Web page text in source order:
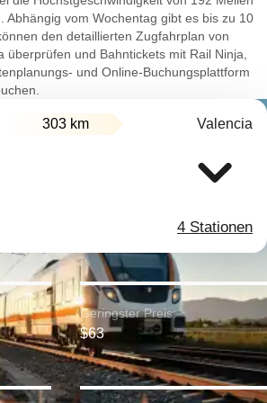
Abhängig vom Wochentag gibt es bis zu 10
den detaillierten Zugfahrplan von
überprüfen und Bahntickets mit Rail Ninja,
und Online-Buchungsplattform
303 km Valencia
4 Stationen
Geringster Preis:
$63